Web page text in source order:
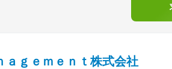
ａｇｅｍｅｎｔ株式会社